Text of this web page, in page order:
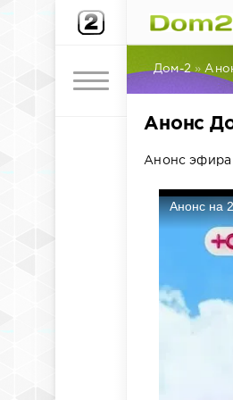
Дом-2 »
Анонс
Анонс эфира